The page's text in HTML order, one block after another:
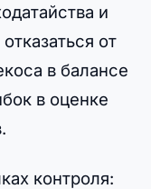
и
от
в балансе
в оценке
контроля: